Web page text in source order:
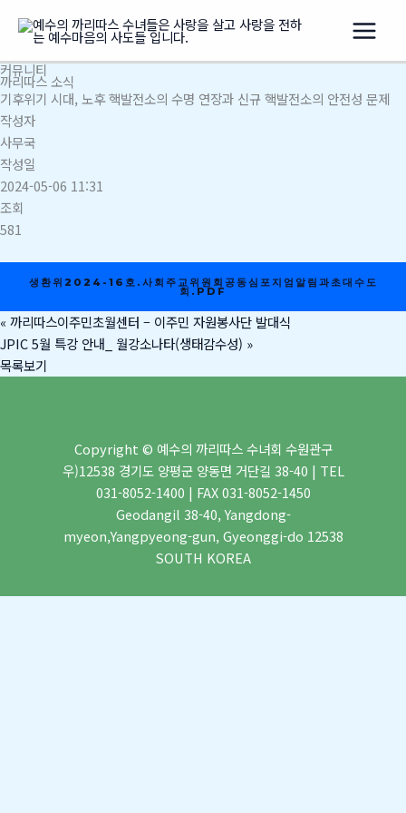
로
건
너
뛰
기
커뮤니티
까리따스 소식
기후위기 시대, 노후 핵발전소의 수명 연장과 신규 핵발전소의 안전성 문제
작성자
사무국
작성일
2024-05-06 11:31
조회
581
생환위2024-16호.사회주교위원회공동심포지엄알림과초대수도
회.PDF
« 까리따스이주민초월센터 – 이주민 자원봉사단 발대식
JPIC 5월 특강 안내_ 월강소나타(생태감수성) »
목록보기
Copyright © 예수의 까리따스 수녀회 수원관구
우)12538 경기도 양평군 양동면 거단길 38-40 | TEL
031-8052-1400 | FAX 031-8052-1450
Geodangil 38-40, Yangdong-
myeon,Yangpyeong-gun, Gyeonggi-do 12538
SOUTH KOREA